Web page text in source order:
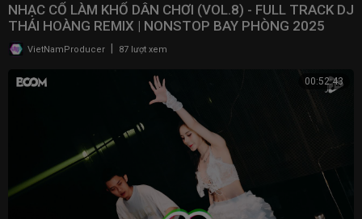
NHẠC CỔ LÀM KHỔ DÂN CHƠI (VOL.8) - FULL TRACK DJ
THÁI HOÀNG REMIX | NONSTOP BAY PHÒNG 2025
VietNamProducer 87 lượt xem
00:52:43